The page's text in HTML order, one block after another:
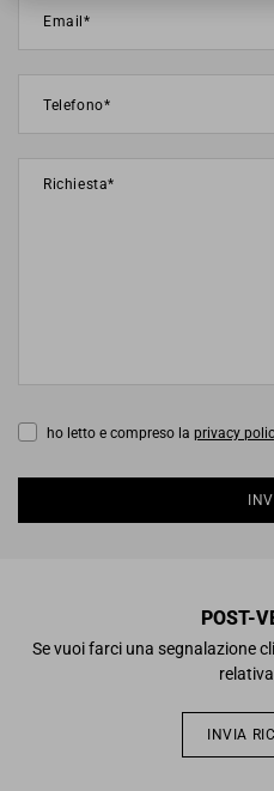
ho letto e compreso la privacy
POST-
Se vuoi farci una segnalazione
INVIA